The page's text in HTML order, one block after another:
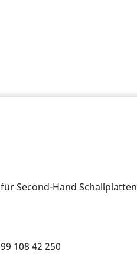
Second-Hand Schallplatten
108 42 250